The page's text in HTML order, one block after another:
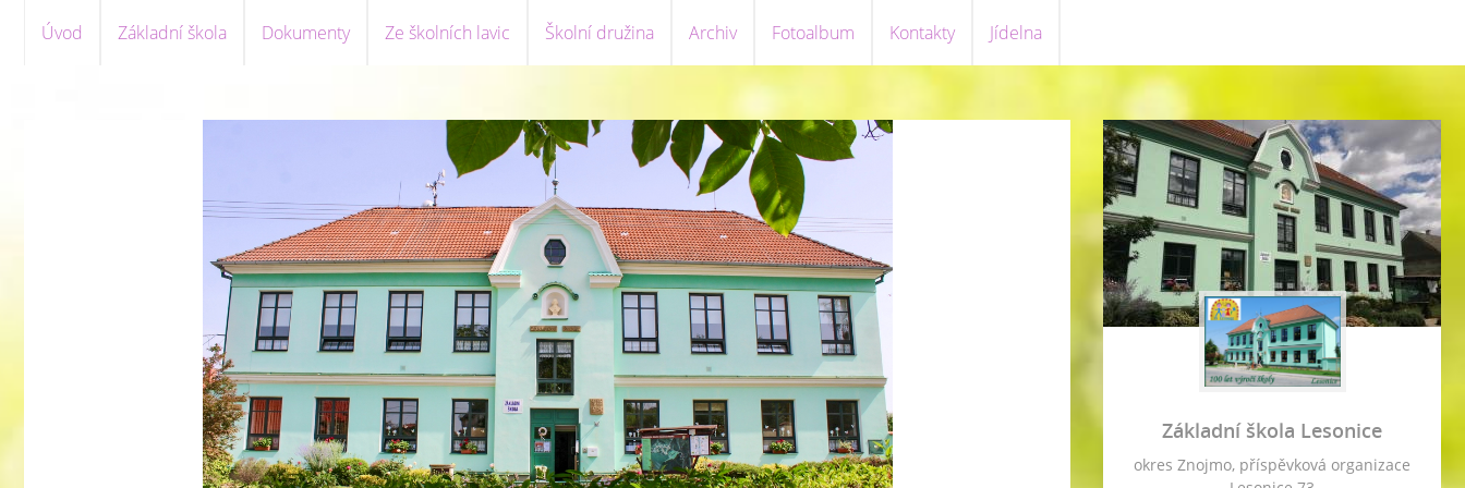
Úvod Základní škola Dokumenty Ze školních lavic Školní družina Archiv Fotoalbum Kontakty Jídelna
Základní škola Lesonice
okres Znojmo, příspěvková organizace